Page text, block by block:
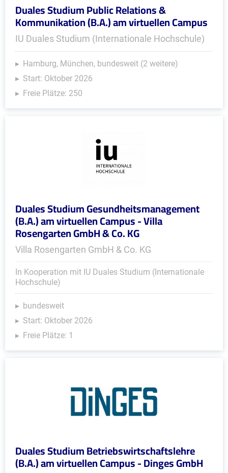
Duales Studium Public Relations &
Kommunikation (B.A.) am virtuellen Campus
IU Duales Studium (Internationale Hochschule)
Hamburg, München, bundesweit (2 weitere)
Start: Oktober 2026
Freie Plätze: 250
Duales Studium Gesundheitsmanagement
(B.A.) am virtuellen Campus - Villa
Rosengarten GmbH & Co. KG
Villa Rosengarten GmbH & Co. KG
In Kooperation mit IU Duales Studium (Internationale
Hochschule)
bundesweit
Start: Oktober 2026
Freie Plätze: 1
Duales Studium Betriebswirtschaftslehre
(B.A.) am virtuellen Campus - Dinges GmbH